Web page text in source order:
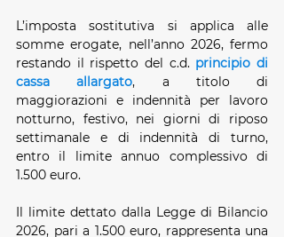
L’imposta sostitutiva si applica alle
somme erogate, nell’anno 2026, fermo
restando il rispetto del c.d. principio di
cassa allargato, a titolo di
maggiorazioni e indennità per lavoro
notturno, festivo, nei giorni di riposo
settimanale e di indennità di turno,
entro il limite annuo complessivo di
1.500 euro.
Il limite dettato dalla Legge di Bilancio